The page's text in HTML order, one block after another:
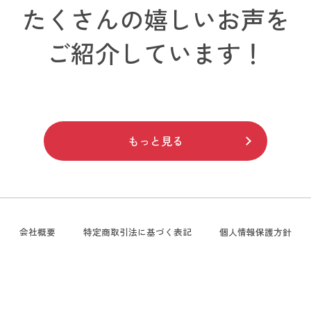
たくさんの嬉しいお声を
ご紹介しています！
もっと見る
会社概要 特定商取引法に基づく表記 個人情報保護方針